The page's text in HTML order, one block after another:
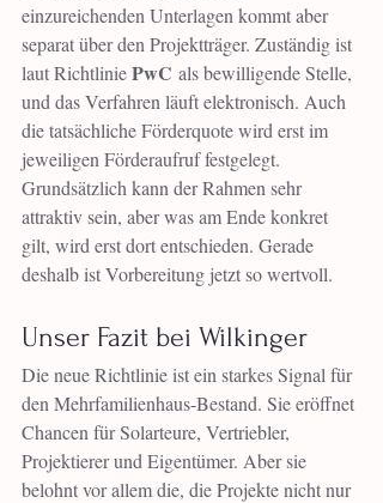
einzureichenden Unterlagen kommt aber
separat über den Projektträger. Zuständig ist
laut Richtlinie PwC als bewilligende Stelle,
und das Verfahren läuft elektronisch. Auch
die tatsächliche Förderquote wird erst im
jeweiligen Förderaufruf festgelegt.
Grundsätzlich kann der Rahmen sehr
attraktiv sein, aber was am Ende konkret
gilt, wird erst dort entschieden. Gerade
deshalb ist Vorbereitung jetzt so wertvoll.
Unser Fazit bei Wilkinger
Die neue Richtlinie ist ein starkes Signal für
den Mehrfamilienhaus-Bestand. Sie eröffnet
Chancen für Solarteure, Vertriebler,
Projektierer und Eigentümer. Aber sie
belohnt vor allem die, die Projekte nicht nur